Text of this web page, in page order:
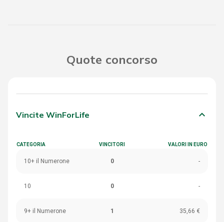
Quote concorso
Vincite WinForLife keyboard_arrow_down
CATEGORIA VINCITORI VALORI IN EURO
10+ il Numerone 0 -
10 0 -
9+ il Numerone 1 35,66 €